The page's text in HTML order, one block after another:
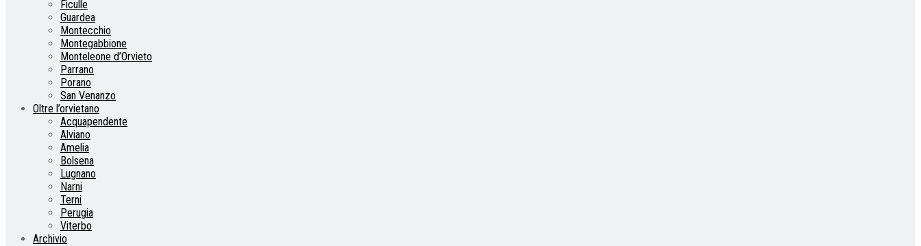
Ficulle
Guardea
Montecchio
Montegabbione
Monteleone d’Orvieto
Parrano
Porano
San Venanzo
Oltre l’orvietano
Acquapendente
Alviano
Amelia
Bolsena
Lugnano
Narni
Terni
Perugia
Viterbo
Archivio